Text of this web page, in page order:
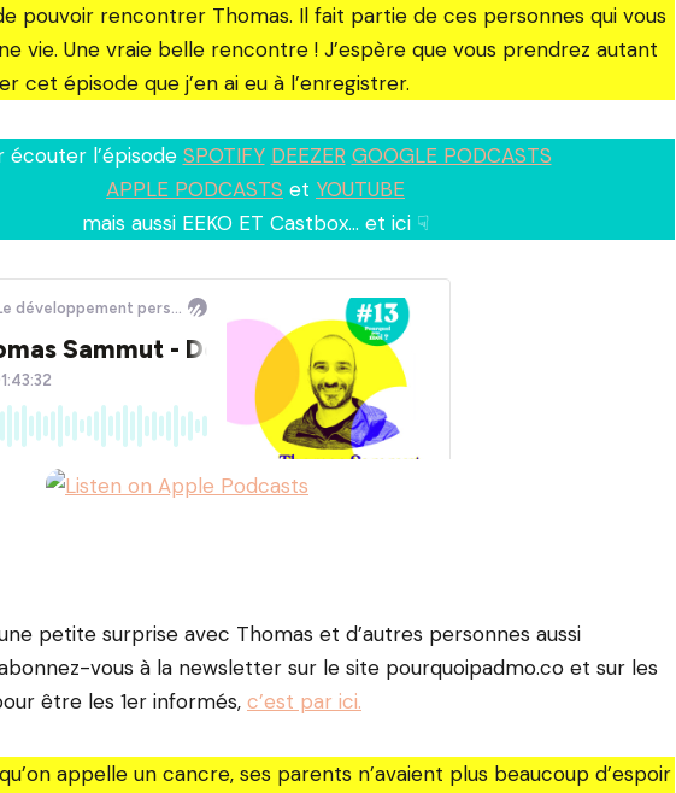
pouvoir rencontrer Thomas. Il fait partie de ces personnes qui vous
vie. Une vraie belle rencontre ! J’espère que vous prendrez autant
cet épisode que j’en ai eu à l’enregistrer.
écouter l’épisode SPOTIFY DEEZER GOOGLE PODCASTS
APPLE PODCASTS et YOUTUBE
mais aussi EEKO ET Castbox… et ici ☟
petite surprise avec Thomas et d’autres personnes aussi
vous à la newsletter sur le site pourquoipadmo.co et sur les
être les 1er informés, c’est par ici.
appelle un cancre, ses parents n’avaient plus beaucoup d’espoir